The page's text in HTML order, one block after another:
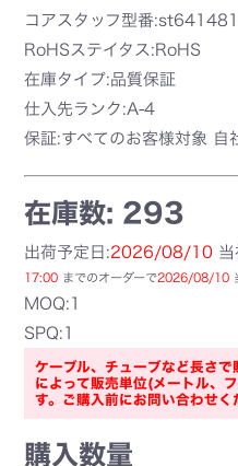
コアスタッフ型番
RoHSステイタス:RoHS
在庫タイプ:品質保証
仕入先ランク:A-4
保証:すべてのお客様対象 自
在庫数: 293
出荷予定日:2026/08/10
17:00 までのオーダーで2026/08/10
MOQ:1
SPQ:1
ケーブル、チューブなど長さ
によって販売単位(メートル、
す。ご購入前にお問い合わせく
購入数量